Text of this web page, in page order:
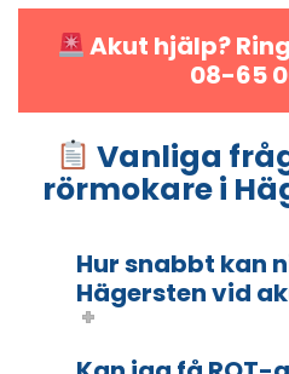
Akut hjälp?
08-65
Vanliga
rörmokare i
Hur snabbt kan
Hägersten vid